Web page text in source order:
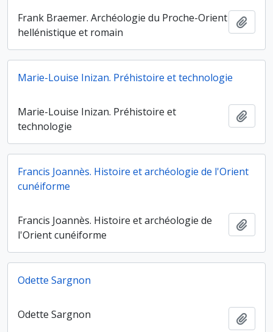
Frank Braemer. Archéologie du Proche-Orient
hellénistique et romain
Marie-Louise Inizan. Préhistoire et technologie
Marie-Louise Inizan. Préhistoire et
technologie
Francis Joannès. Histoire et archéologie de l'Orient
cunéiforme
Francis Joannès. Histoire et archéologie de
l'Orient cunéiforme
Odette Sargnon
Odette Sargnon